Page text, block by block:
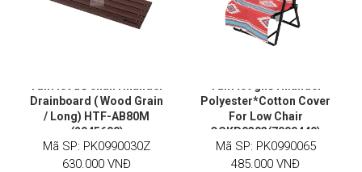
Drainboard ( Wood Grain
/ Long) HTF-AB80M
(2945600)
Mã SP: PK0990030Z
630.000 VNĐ
Polyester*Cotton Cover
For Low Chair
QCKP0303(7000449)
Mã SP: PK0990065
485.000 VNĐ